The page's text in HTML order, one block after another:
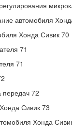
автомобиля
Хонда Сивик 70
71
71
передач 72
Сивик 73
Хонда